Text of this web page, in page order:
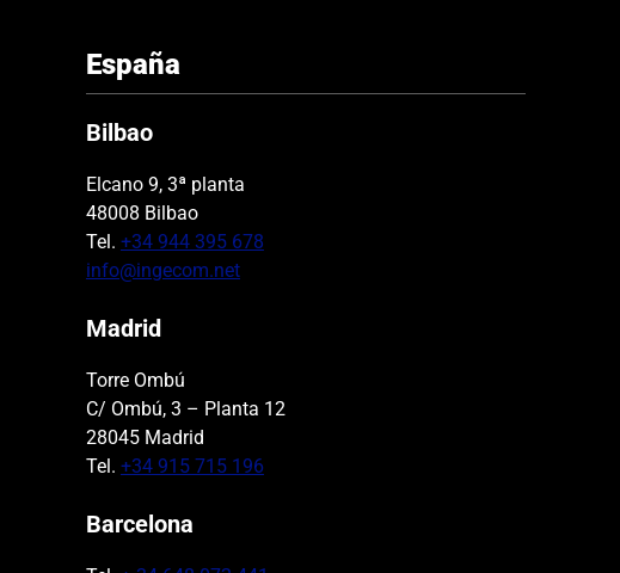
España
Bilbao
Elcano 9, 3ª planta
48008 Bilbao
Tel. +34 944 395 678
info@ingecom.net
Madrid
Torre Ombú
C/ Ombú, 3 – Planta 12
28045 Madrid
Tel. +34 915 715 196
Barcelona